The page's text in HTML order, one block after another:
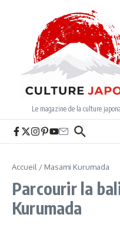
Le magazine de la culture
Accueil / Masami Kurumada
Parcourir la
Kurumada